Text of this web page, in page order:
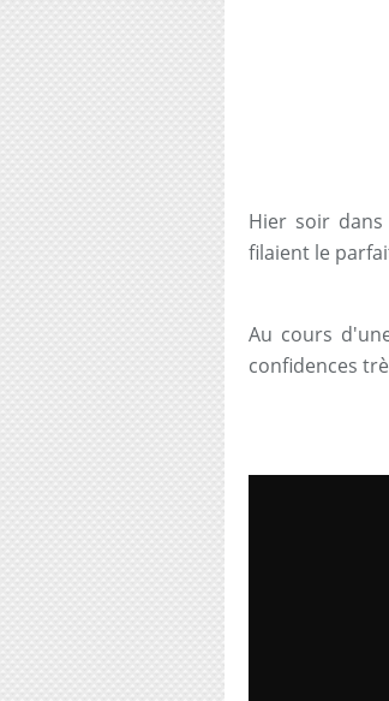
Hier soir dans
filaient le
Au cours
confidences